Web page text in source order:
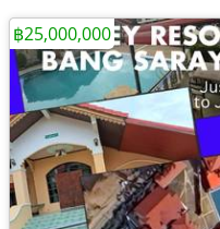
฿25,000,000